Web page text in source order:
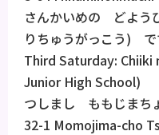
さんかいめの どよ
りちゅうがっこう) で
Third Saturday:
Junior High School)
つしまし ももじま
32-1 Momojima-cho